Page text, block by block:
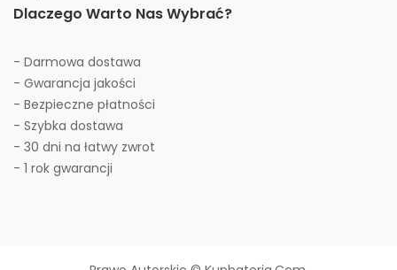
Dlaczego Warto Nas Wybrać?
- Darmowa dostawa
- Gwarancja jakości
- Bezpieczne płatności
- Szybka dostawa
- 30 dni na łatwy zwrot
- 1 rok gwarancji